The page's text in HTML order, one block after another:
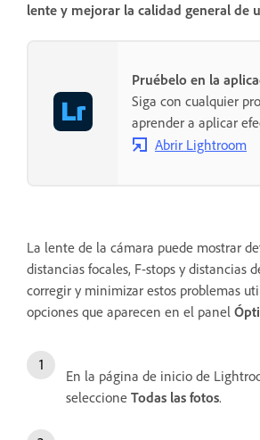
lente y mejorar la calidad general de
Pruébelo en la
Siga con cualquier
aprender a aplicar
Abrir Lightroom
La lente de la cámara puede mostrar
distancias focales, F-stops y distancias
corregir y minimizar estos problemas
opciones que aparecen en el panel
En la página de inicio de
seleccione Todas las fotos.